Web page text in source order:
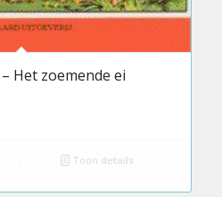
Het zoemende ei
Toon details